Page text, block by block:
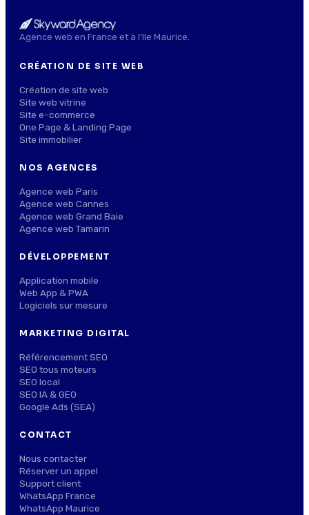
Agence web en France et à l'île Maurice.
CRÉATION DE SITE WEB
Création de site web
Site web vitrine
Site e-commerce
One Page & Landing Page
Site immobilier
NOS AGENCES
Agence web Paris
Agence web Cannes
Agence web Grand Baie
Agence web Tamarin
DÉVELOPPEMENT
Application mobile
Web App & PWA
Logiciels sur mesure
MARKETING DIGITAL
Référencement SEO
SEO tous moteurs
SEO local
SEO IA & GEO
Google Ads (SEA)
CONTACT
Nous contacter
Réserver un appel
Support client
WhatsApp France
WhatsApp Maurice